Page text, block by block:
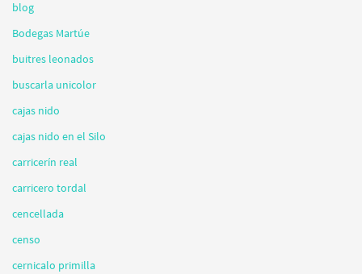
blog
Bodegas Martúe
buitres leonados
buscarla unicolor
cajas nido
cajas nido en el Silo
carricerín real
carricero tordal
cencellada
censo
cernicalo primilla